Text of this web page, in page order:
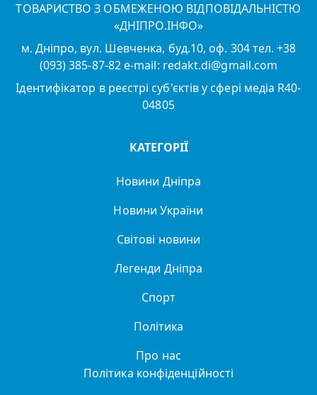
ТОВАРИСТВО З ОБМЕЖЕНОЮ ВІДПОВІДАЛЬНІСТЮ
«ДНІПРО.ІНФО»
м. Дніпро, вул. Шевченка, буд.10, оф. 304 тел. +38
(093) 385-87-82 e-mail: redakt.di@gmail.com
Ідентифікатор в реєстрі суб'єктів у сфері медіа R40-
04805
КАТЕГОРІЇ
Новини Дніпра
Новини України
Світові новини
Легенди Дніпра
Спорт
Політика
Про нас
Політика конфіденційності